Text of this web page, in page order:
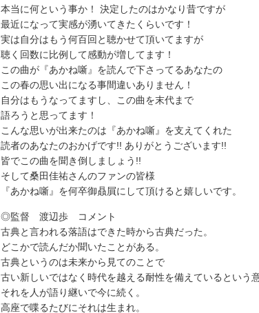
本当に何という事か！ 決定したのはかなり昔ですが
最近になって実感が湧いてきたくらいです！
実は自分はもう何百回と聴かせて頂いてますが
聴く回数に比例して感動が増してます！
この曲が『あかね噺』を読んで下さってるあなたの
この春の思い出になる事間違いありません！
自分はもうなってますし、この曲を末代まで
語ろうと思ってます！
こんな思いが出来たのは『あかね噺』を支えてくれた
読者のあなたのおかげです!! ありがとうございます!!
皆でこの曲を聞き倒しましょう!!
そして桑田佳祐さんのファンの皆様
『あかね噺』を何卒御贔屓にして頂けると嬉しいです。
◎監督 渡辺歩 コメント
古典と言われる落語はできた時から古典だった。
どこかで読んだか聞いたことがある。
古典というのは未来から見てのことで
古い新しいではなく時代を越える耐性を備えているという
それを人が語り継いで今に続く。
高座で喋るたびにそれは生まれ。